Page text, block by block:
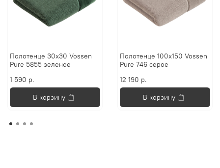
Полотенце 30х30 Vossen
Pure 5855 зеленое
1 590 р.
В корзину
Полотенце 100х150 Vossen
Pure 746 серое
12 190 р.
В корзину